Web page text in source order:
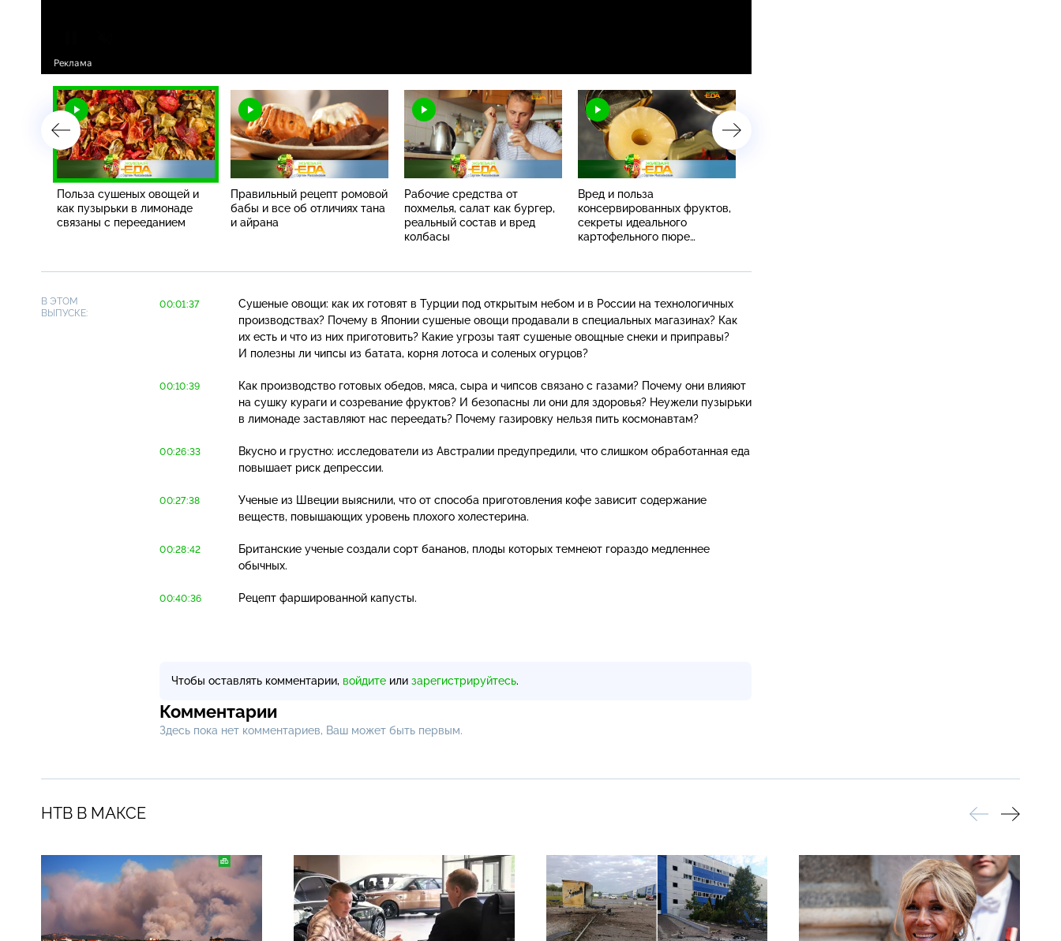
Польза сушеных овощей и
как пузырьки в лимонаде
связаны с перееданием
Правильный рецепт ромовой
бабы и все об отличиях тана
и айрана
Рабочие средства от
похмелья, салат как бургер,
реальный состав и вред
колбасы
Вред и польза
консервированных фруктов,
секреты идеального
картофельного пюре
В ЭТОМ
ВЫПУСКЕ:
00:01:37
Сушеные овощи: как их готовят в Турции под открытым небом и в России на технологичных
производствах? Почему в Японии сушеные овощи продавали в специальных магазинах? Как
их есть и что из них приготовить? Какие угрозы таят сушеные овощные снеки и приправы?
И полезны ли чипсы из батата, корня лотоса и соленых огурцов?
00:10:39
Как производство готовых обедов, мяса, сыра и чипсов связано с газами? Почему они влияют
на сушку кураги и созревание фруктов? И безопасны ли они для здоровья? Неужели пузырьки
в лимонаде заставляют нас переедать? Почему газировку нельзя пить космонавтам?
00:26:33
Вкусно и грустно: исследователи из Австралии предупредили, что слишком обработанная еда
повышает риск депрессии.
00:27:38
Ученые из Швеции выяснили, что от способа приготовления кофе зависит содержание
веществ, повышающих уровень плохого холестерина.
00:28:42
Британские ученые создали сорт бананов, плоды которых темнеют гораздо медленнее
обычных.
00:40:36 Рецепт фаршированной капусты.
Чтобы оставлять комментарии, войдите или зарегистрируйтесь.
Комментарии
Здесь пока нет комментариев, Ваш может быть первым.
НТВ В МАКСЕ